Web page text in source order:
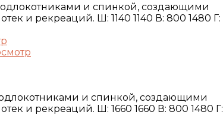
и спинкой, создающими
и рекреаций. Ш: 1140 1140 В: 800 1480 Г:
и спинкой, создающими
и рекреаций. Ш: 1660 1660 В: 800 1480 Г: